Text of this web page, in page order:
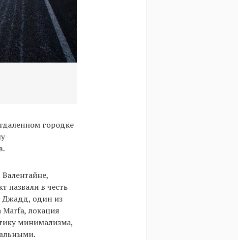
городке
назвали в честь
Джадд, один из
локация
минимализма,